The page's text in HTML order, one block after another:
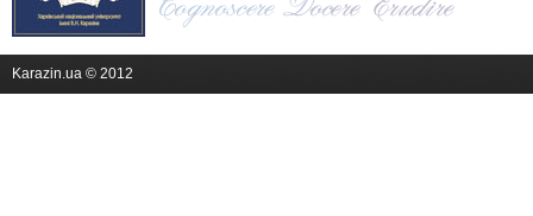
Karazin.ua © 2012